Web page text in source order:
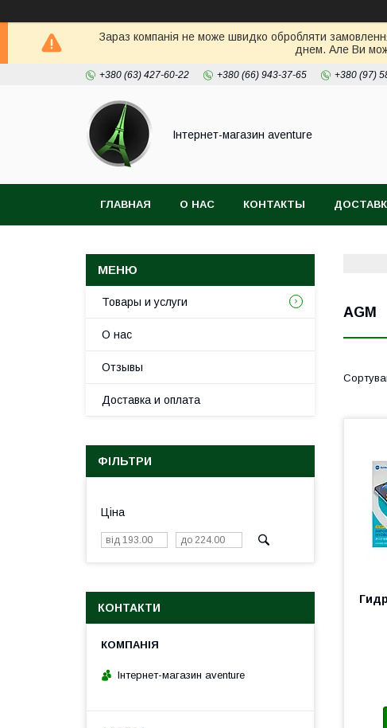
Зараз компанія не може швидко обробляти
днем. Але Ви
+380 (63) 427-60-22 +380 (66) 943-37-65 +380 (97)
Інтернет-магазин aventure
ГЛАВНАЯ О НАС КОНТАКТЫ
AGM
Товары и услуги
О нас
Отзывы
Доставка и оплата
ФІЛЬТРИ
Ціна
КОНТАКТИ
Інтернет-магазин aventure